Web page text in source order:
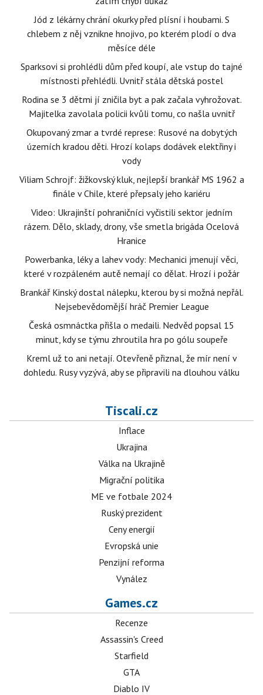
Jód z lékárny chrání okurky před plísní i houbami. S
chlebem z něj vznikne hnojivo, po kterém plodí o dva
měsíce déle
Sparksovi si prohlédli dům před koupí, ale vstup do tajné
místnosti přehlédli. Uvnitř stála dětská postel
Rodina se 3 dětmi jí zničila byt a pak začala vyhrožovat.
Majitelka zavolala policii kvůli tomu, co našla uvnitř
Okupovaný zmar a tvrdé represe: Rusové na dobytých
územích kradou děti. Hrozí kolaps dodávek elektřiny i
vody
Viliam Schrojf: žižkovský kluk, nejlepší brankář MS 1962 a
finále v Chile, které přepsaly jeho kariéru
Video: Ukrajinští pohraničníci vyčistili sektor jedním
rázem. Dělo, sklady, drony, vše smetla brigáda Ocelová
Hranice
Powerbanka, léky a lahev vody: Mechanici jmenují věci,
které v rozpáleném autě nemají co dělat. Hrozí i požár
Brankář Kinský dostal nálepku, kterou by si možná nepřál.
Nejsebevědomější hráč Premier League
Česká osmnáctka přišla o medaili. Nedvěd popsal 15
minut, kdy se týmu zhroutila hra po gólu soupeře
Kreml už to ani netají. Otevřeně přiznal, že mír není v
dohledu. Rusy vyzývá, aby se připravili na dlouhou válku
Tiscali.cz
Inflace
Ukrajina
Válka na Ukrajině
Migrační politika
ME ve fotbale 2024
Ruský prezident
Ceny energií
Evropská unie
Penzijní reforma
Vynález
Games.cz
Recenze
Assassin's Creed
Starfield
GTA
Diablo IV